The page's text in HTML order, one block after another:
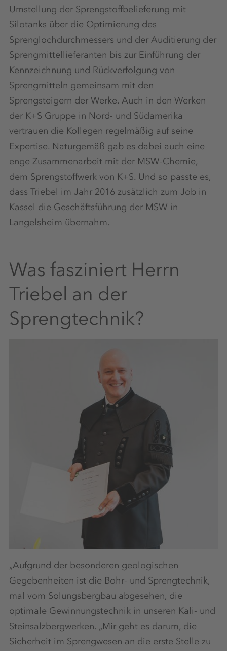
Umstellung der Sprengstoffbelieferung mit
Silotanks über die Optimierung des
Sprenglochdurchmessers und der Auditierung der
Sprengmittellieferanten bis zur Einführung der
Kennzeichnung und Rückverfolgung von
Sprengmitteln gemeinsam mit den
Sprengsteigern der Werke. Auch in den Werken
der K+S Gruppe in Nord- und Südamerika
vertrauen die Kollegen regelmäßig auf seine
Expertise. Naturgemäß gab es dabei auch eine
enge Zusammenarbeit mit der MSW-Chemie,
dem Sprengstoffwerk von K+S. Und so passte es,
dass Triebel im Jahr 2016 zusätzlich zum Job in
Kassel die Geschäftsführung der MSW in
Langelsheim übernahm.
Was fasziniert Herrn
Triebel an der
Sprengtechnik?
„Aufgrund der besonderen geologischen
Gegebenheiten ist die Bohr- und Sprengtechnik,
mal vom Solungsbergbau abgesehen, die
optimale Gewinnungstechnik in unseren Kali- und
Steinsalzbergwerken. „Mir geht es darum, die
Sicherheit im Sprengwesen an die erste Stelle zu